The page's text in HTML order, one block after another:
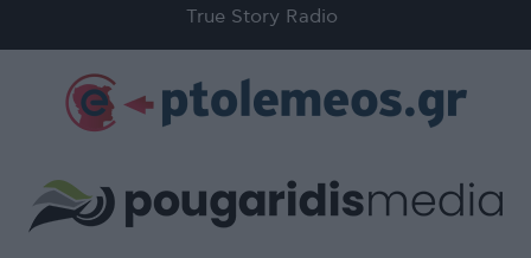
True Story Radio